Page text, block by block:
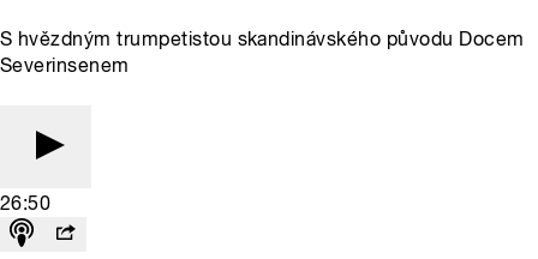
S hvězdným trumpetistou skandinávského původu Docem
Severinsenem
26:50